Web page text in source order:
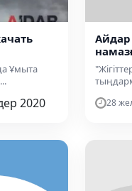
Ұмыта
2020
Айдар
28